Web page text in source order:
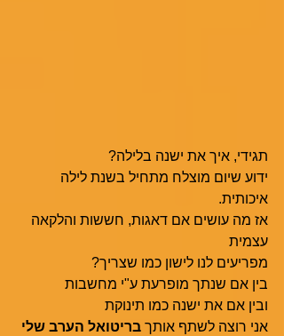
תגידי, איך את ישנה בלילה?
ידוע שיום מוצלח מתחיל בשנת לילה
איכותית.
אז מה עושים אם דאגות, חששות והלקאה
עצמית
מפריעים לנו לישון כמו שצריך?
בין אם שנתך מופרעת ע"י מחשבות
ובין אם את ישנה כמו תינוקת
אני רוצה לשתף אותך בריטואל הערב שלי